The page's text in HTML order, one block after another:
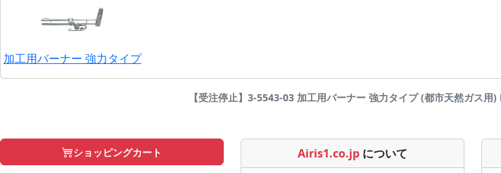
加工用バーナー 強力タイプ
【受注停止】3-5543-03 加工用バーナー 強力タイプ (都市天然ガス
ショッピングカート Airis1.co.jp について